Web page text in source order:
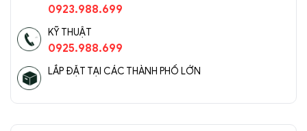
0923.988.699
KỸ THUẬT
0925.988.699
LẮP ĐẶT TẠI CÁC THÀNH PHỐ LỚN